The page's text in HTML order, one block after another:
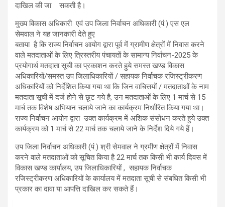
दाखिल की जा सकती है।
मुख्य विकास अधिकारी एवं उप जिला निर्वाचन अधिकारी (पं.) एस एल
सेमवाल ने यह जानकारी देते हुए
बताया है कि राज्य निर्वाचन आयोग द्वारा पूर्व में ग्रामीण क्षेत्रों में निवास करने
वाले मतदाताओं के लिए त्रिस्तरीय पंचायतों के सामान्य निर्वाचन-2025 के
प्रयोगार्थ मतदाता सूची का प्रकाशन करते हुये समस्त खण्ड विकास
अधिकारियों/समस्त उप जिलाधिकारियों / सहायक निर्वाचक रजिस्ट्रीकरण
अधिकारियों को निर्देशित किया गया था कि जिन वाचित्तयों / मतदाताओं के नाम
मतदाता सूची में दर्ज होने से छूट गये है, उन मतदाताओं के लिए 1 मार्च से 15
मार्च तक विशेष अभियान चलाये जाने का कार्यक्रम निर्धारित किया गया था।
राज्य निर्वाचन आयोग द्वारा उक्त कार्यक्रम में अशिक संसोधन करते हुये उक्त
कार्यक्रम को 1 मार्च से 22 मार्च तक चलाये जाने के निर्देश दिये गये हैं।
उप जिला निर्वाचन अधिकारी (पं.) श्री सेमवाल ने ग्रमीण क्षेत्रों में निवास
करने वाले मतदाताओं को सूचित किया है 22 मार्च तक किसी भी कार्य दिवस में
विकास खण्ड कार्यालय, उप जिलाधिकारियों , सहायक निर्वाचक
रजिस्ट्रीकरण अधिकारियों के कार्यालय में मतदाता सूची से संबधित किसी भी
प्रकार का दावा या आपत्ति दाखिल कर सकते हैं।